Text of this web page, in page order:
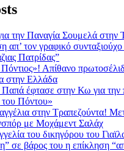
την Παναγία Σουμελά στην
απ’ τον γραφικό
Πατρίδας”
Απίθανο
στην Ελλάδα
έφτασε στην Κω για την
Πόντου»
στην Τραπεζούντα!
με Μοχάμεντ Σαλάχ
του δικηγόρου του
σε βάρος του η επίκληση